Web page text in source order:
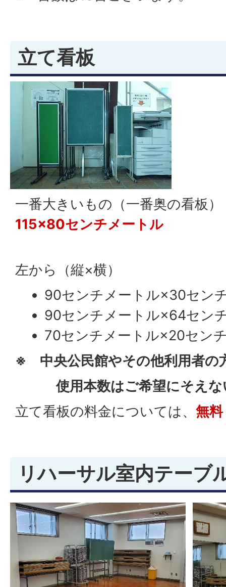
立て看板
一番大きいもの（一番奥の看板）
115×80センチメートル
左から（縦×横）
90センチメートル×30セン
90センチメートル×64セン
70センチメートル×20セン
※ 中央公民館やその他利用者の
使用本数はご希望にそえな
立て看板の料金については、 無料
リハーサル室内テーブ